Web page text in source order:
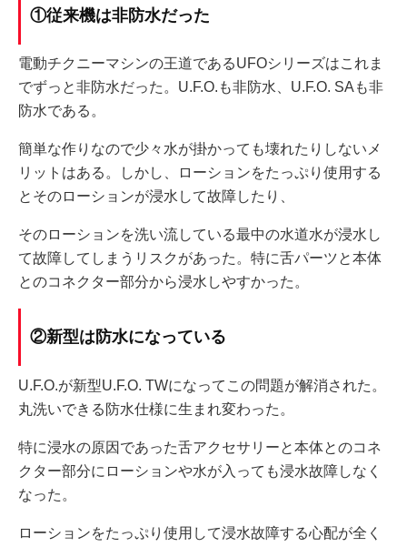
①従来機は非防水だった
電動チクニーマシンの王道であるUFOシリーズはこれま
でずっと非防水だった。U.F.O.も非防水、U.F.O. SAも非
防水である。
簡単な作りなので少々水が掛かっても壊れたりしないメ
リットはある。しかし、ローションをたっぷり使用する
とそのローションが浸水して故障したり、
そのローションを洗い流している最中の水道水が浸水し
て故障してしまうリスクがあった。特に舌パーツと本体
とのコネクター部分から浸水しやすかった。
②新型は防水になっている
U.F.O.が新型U.F.O. TWになってこの問題が解消された。
丸洗いできる防水仕様に生まれ変わった。
特に浸水の原因であった舌アクセサリーと本体とのコネ
クター部分にローションや水が入っても浸水故障しなく
なった。
ローションをたっぷり使用して浸水故障する心配が全く